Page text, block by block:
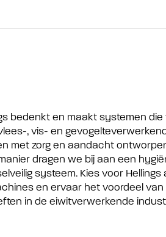
bedenkt en maakt systemen
, vis- en
met zorg en aandacht
dragen we bij aan een
systeem. Kies voor
en ervaar het voordeel
in de eiwitverwerkende